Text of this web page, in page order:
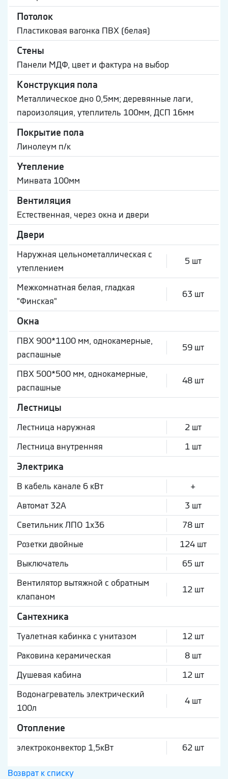
Потолок
Пластиковая вагонка ПВХ (белая)
Стены
Панели МДФ, цвет и фактура на выбор
Конструкция пола
Металлическое дно 0,5мм; деревянные лаги,
пароизоляция, утеплитель 100мм, ДСП 16мм
Покрытие пола
Линолеум п/к
Утепление
Минвата 100мм
Вентиляция
Естественная, через окна и двери
Двери
Наружная цельнометаллическая с
утеплением
5 шт
Межкомнатная белая, гладкая
"Финская"
63 шт
Окна
ПВХ 900*1100 мм, однокамерные,
распашные
59 шт
ПВХ 500*500 мм, однокамерные,
распашные
48 шт
Лестницы
Лестница наружная
2 шт
Лестница внутренняя
1 шт
Электрика
В кабель канале 6 кВт
+
Автомат 32А
3 шт
Светильник ЛПО 1х36
78 шт
Розетки двойные
124 шт
Выключатель
65 шт
Вентилятор вытяжной с обратным
клапаном
12 шт
Сантехника
Туалетная кабинка с унитазом
12 шт
Раковина керамическая
8 шт
Душевая кабина
12 шт
Водонагреватель электрический
100л
4 шт
Отопление
электроконвектор 1,5кВт 62 шт
Возврат к списку